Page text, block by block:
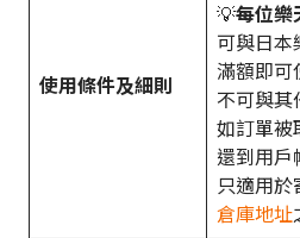
使用條件及細則
💡每位樂
可與日本
滿額即可
不可與其
如訂單被
還到用戶
只適用於
倉庫地址